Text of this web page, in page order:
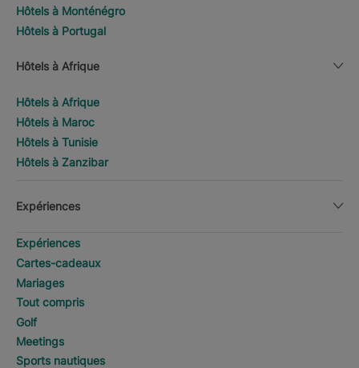
Hôtels à Monténégro
Hôtels à Portugal
Hôtels à Afrique
Hôtels à Afrique
Hôtels à Maroc
Hôtels à Tunisie
Hôtels à Zanzibar
Expériences
Expériences
Cartes-cadeaux
Mariages
Tout compris
Golf
Meetings
Sports nautiques